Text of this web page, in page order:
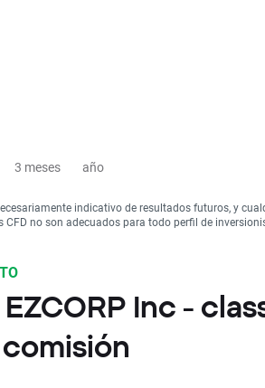
3 meses año
indicativo de resultados futuros, y
CFD no son adecuados para todo perfil de
Inc -